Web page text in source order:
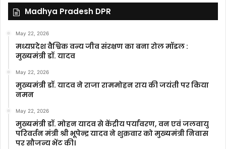
Madhya Pradesh DPR
May 22, 2026
मध्यप्रदेश वैश्विक वन्य जीव संरक्षण का बना रोल मॉडल :
मुख्यमंत्री डॉ. यादव
May 22, 2026
मुख्यमंत्री डॉ. यादव ने राजा राममोहन राय की जयंती पर किया
नमन
May 22, 2026
मुख्यमंत्री डॉ. मोहन यादव से केंद्रीय पर्यावरण, वन एवं जलवायु
परिवर्तन मंत्री श्री भूपेन्द्र यादव ने शुक्रवार को मुख्यमंत्री निवास
पर सौजन्य भेंट की।